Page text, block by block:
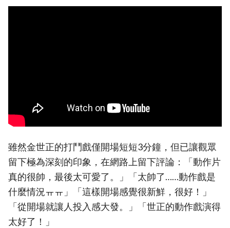
雖然金世正的打鬥戲僅開場短短3分鐘，但已讓觀眾
留下極為深刻的印象，在網路上留下評論：「動作片
真的很帥，最後太可愛了。」「太帥了……動作戲是
什麼情況ㅠㅠ」「這樣開場感覺很新鮮，很好！」
「從開場就讓人投入感大發。」「世正的動作戲演得
太好了！」